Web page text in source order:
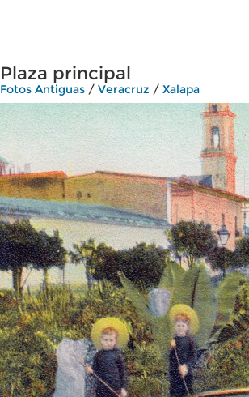
Plaza principal
Fotos Antiguas / Veracruz / Xalapa